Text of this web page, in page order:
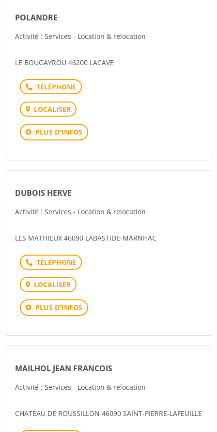
POLANDRE
Activité : Services - Location & relocation
LE BOUGAYROU 46200 LACAVE
Téléphone
LOCALISER
PLUS D'INFOS
DUBOIS HERVE
Activité : Services - Location & relocation
LES MATHIEUX 46090 LABASTIDE-MARNHAC
Téléphone
LOCALISER
PLUS D'INFOS
MAILHOL JEAN FRANCOIS
Activité : Services - Location & relocation
CHATEAU DE ROUSSILLON 46090 SAINT-PIERRE-LAFEUILLE